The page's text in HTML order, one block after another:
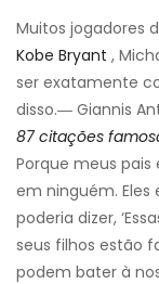
Muitos jogadores
Kobe Bryant ,
ser exatamente
disso.― Giannis
87 citações
Porque meus
em ninguém. Eles
poderia dizer,
seus filhos estão
podem bater à